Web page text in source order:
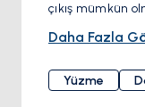
çıkış mümkün
çıkarabilirsiniz.
şnorkelle dalış
Turkuaz suları
Daha Fazla
Yüzme